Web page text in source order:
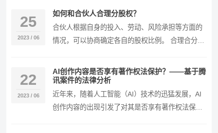
所得…
25
2023 / 06
如何和合伙人合理分股权？
合伙人根据自身的投入、劳动、风险承担等方面的
情况，可以协商确定各自的股权比例。 合理合分股
包…
22
2023 / 06
AI创作内容是否享有著作权法保护？——基于腾
讯案件的法律分析
近年来，随着人工智能（AI）技术的迅猛发展，AI
创作内容的出现引发了对其是否享有著作权法保护